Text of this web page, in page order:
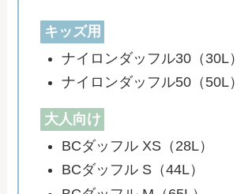
キッズ用
ナイロンダッフル30（30L）
ナイロンダッフル50（50L）
大人向け
BCダッフル XS（28L）
BCダッフル S（44L）